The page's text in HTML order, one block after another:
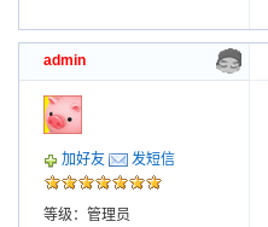
admin
加好友 发短信
等级：管理员